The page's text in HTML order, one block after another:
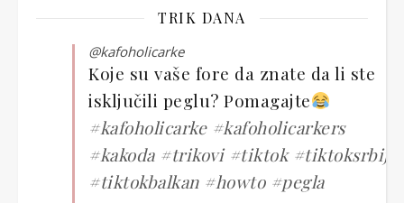
TRIK DANA
@kafoholicarke
Koje su vaše fore da znate da li ste
isključili peglu? Pomagajte
#kafoholicarke #kafoholicarkers
#kakoda #trikovi #tiktok #tiktoksrbija
#tiktokbalkan #howto #pegla